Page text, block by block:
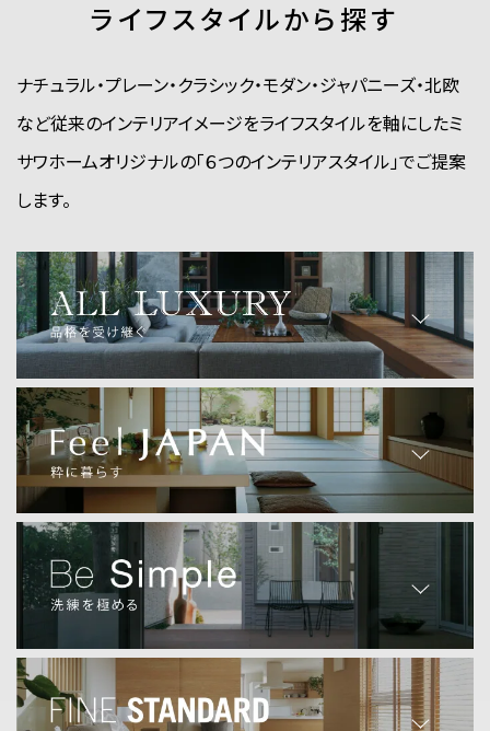
ライフスタイルから探す
ナチュラル・プレーン・クラシック・モダン・ジャパニーズ・北欧
など従来のインテリアイメージをライフスタイルを軸にしたミ
サワホームオリジナルの「６つのインテリアスタイル」でご提案
します。